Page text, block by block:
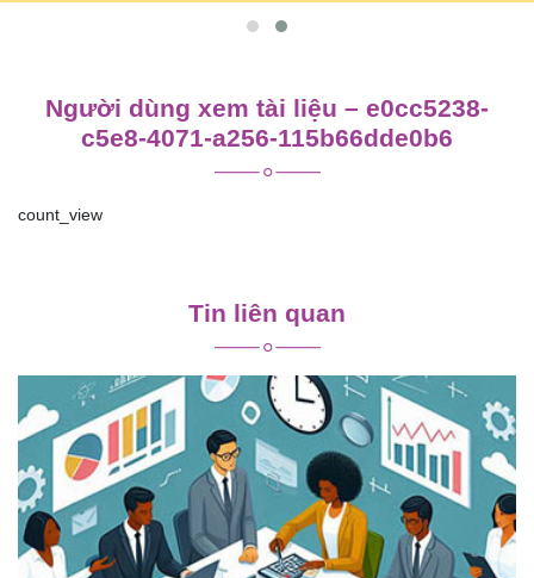
Người dùng xem tài liệu – e0cc5238-
c5e8-4071-a256-115b66dde0b6
count_view
viết
Tin liên quan